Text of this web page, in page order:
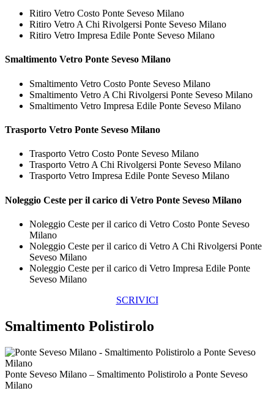
Ritiro Vetro Costo Ponte Seveso Milano
Ritiro Vetro A Chi Rivolgersi Ponte Seveso Milano
Ritiro Vetro Impresa Edile Ponte Seveso Milano
Smaltimento Vetro Ponte Seveso Milano
Smaltimento Vetro Costo Ponte Seveso Milano
Smaltimento Vetro A Chi Rivolgersi Ponte Seveso Milano
Smaltimento Vetro Impresa Edile Ponte Seveso Milano
Trasporto Vetro Ponte Seveso Milano
Trasporto Vetro Costo Ponte Seveso Milano
Trasporto Vetro A Chi Rivolgersi Ponte Seveso Milano
Trasporto Vetro Impresa Edile Ponte Seveso Milano
Noleggio Ceste per il carico di Vetro Ponte Seveso Milano
Noleggio Ceste per il carico di Vetro Costo Ponte Seveso
Milano
Noleggio Ceste per il carico di Vetro A Chi Rivolgersi Ponte
Seveso Milano
Noleggio Ceste per il carico di Vetro Impresa Edile Ponte
Seveso Milano
SCRIVICI
Smaltimento Polistirolo
Ponte Seveso Milano – Smaltimento Polistirolo a Ponte Seveso
Milano